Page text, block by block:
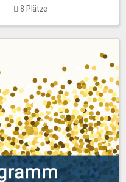
8 Plätze